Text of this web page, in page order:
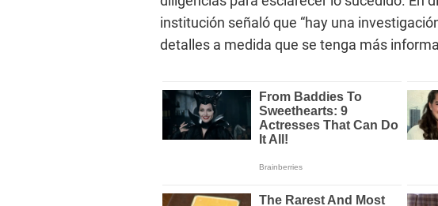
institución señaló que “hay una
detalles a medida que se tenga más